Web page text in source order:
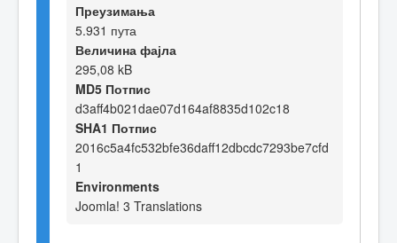
Преузимања
5.931 пута
Величина фајла
295,08 kB
MD5 Потпис
d3aff4b021dae07d164af8835d102c18
SHA1 Потпис
2016c5a4fc532bfe36daff12dbcdc7293be7cfd
1
Environments
Joomla! 3 Translations